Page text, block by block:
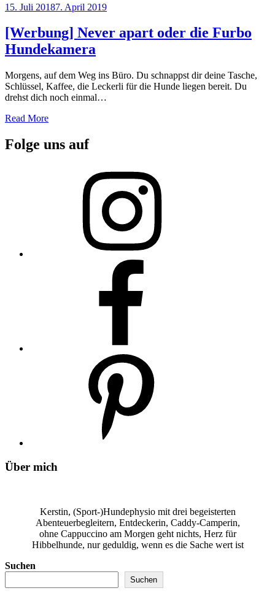
Posted
15. Juli 20187. April 2019
[Werbung] Never apart oder die Furbo
Hundekamera
Morgens, auf dem Weg ins Büro. Du schnappst dir deine Tasche,
Schlüssel, Kaffee, die Leckerli für die Hunde liegen bereit. Du
drehst dich noch einmal…
Read More
Folge uns auf
Über mich
Kerstin, (Sport-)Hundephysio mit drei begeisterten
Abenteuerbegleitern, Entdeckerin, Caddy-Camperin,
ohne Cappuccino am Morgen geht nichts, Herz für
Hibbelhunde, nur geduldig, wenn es die Sache wert ist
Suchen
Suchen